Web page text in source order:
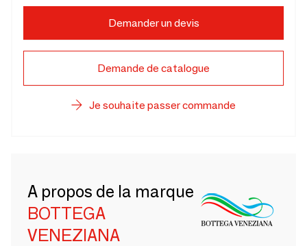
Demander un devis
Demande de catalogue
Je souhaite passer commande
A propos de la marque
BOTTEGA
VENEZIANA